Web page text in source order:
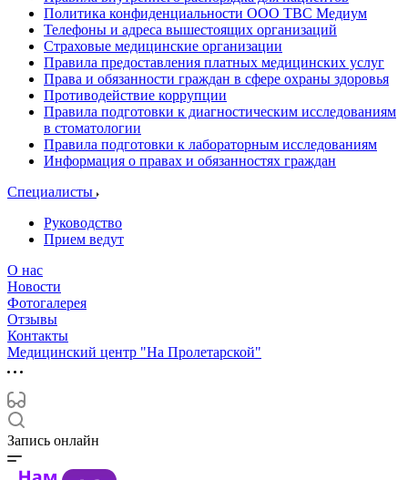
Политика конфиденциальности ООО ТВС Медиум
Телефоны и адреса вышестоящих организаций
Страховые медицинские организации
Правила предоставления платных медицинских услуг
Права и обязанности граждан в сфере охраны здоровья
Противодействие коррупции
Правила подготовки к диагностическим исследованиям
в стоматологии
Правила подготовки к лабораторным исследованиям
Информация о правах и обязанностях граждан
Специалисты
Руководство
Прием ведут
О нас
Новости
Фотогалерея
Отзывы
Контакты
Медицинский центр "На Пролетарской"
Запись онлайн